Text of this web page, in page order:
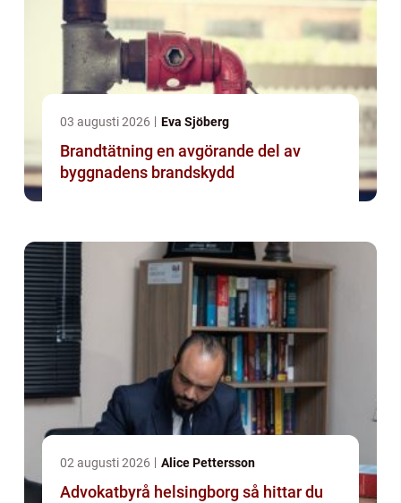
03 augusti 2026 Eva Sjöberg
Brandtätning en avgörande del av
byggnadens brandskydd
02 augusti 2026 Alice Pettersson
Advokatbyrå helsingborg så hittar du